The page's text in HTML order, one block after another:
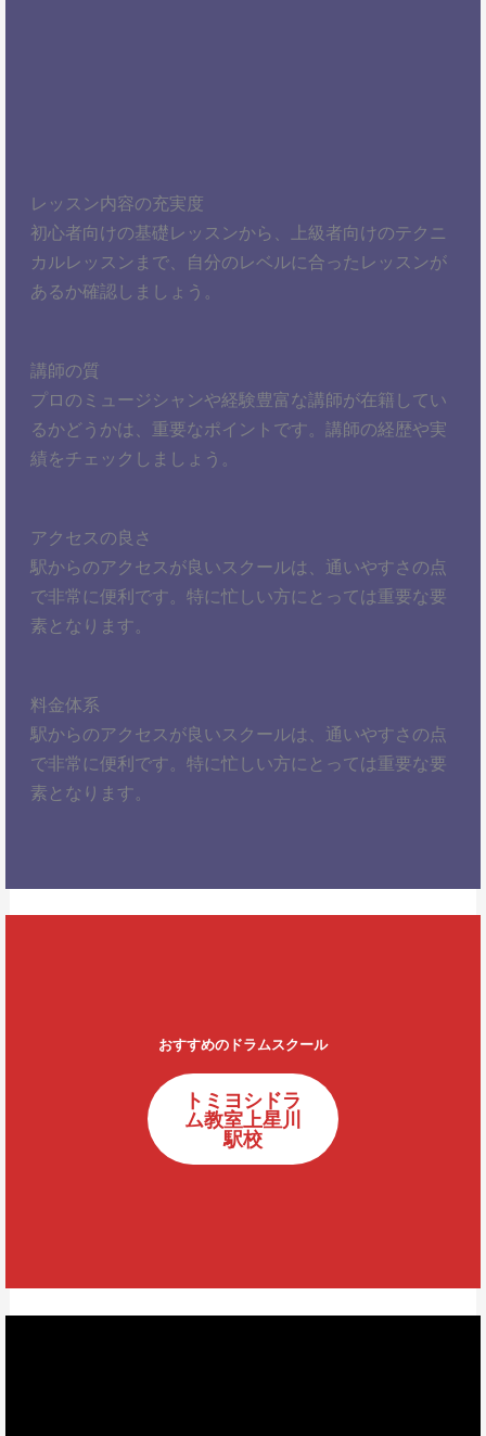
レッスン内容の充実度
初心者向けの基礎レッスンから、上級者向けのテクニ
カルレッスンまで、自分のレベルに合ったレッスンが
あるか確認しましょう。
講師の質
プロのミュージシャンや経験豊富な講師が在籍してい
るかどうかは、重要なポイントです。講師の経歴や実
績をチェックしましょう。
アクセスの良さ
駅からのアクセスが良いスクールは、通いやすさの点
で非常に便利です。特に忙しい方にとっては重要な要
素となります。
料金体系
駅からのアクセスが良いスクールは、通いやすさの点
で非常に便利です。特に忙しい方にとっては重要な要
素となります。
おすすめのドラムスクール
トミヨシドラ
ム教室上星川
駅校